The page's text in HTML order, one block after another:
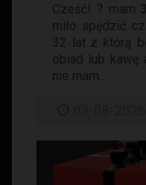
Cześć! ? mam
miło spędzić
32 lat z którą
obiad lub kawę
nie mam...